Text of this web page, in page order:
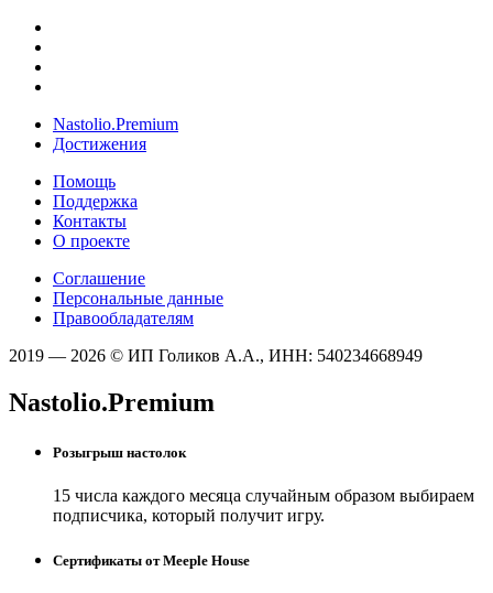
Nastolio.Premium
Достижения
Помощь
Поддержка
Контакты
О проекте
Соглашение
Персональные данные
Правообладателям
2019 — 2026 © ИП Голиков А.А., ИНН: 540234668949
Nastolio.Premium
Розыгрыш настолок
15 числа каждого месяца случайным образом выбираем
подписчика, который получит игру.
Сертификаты от Meeple House